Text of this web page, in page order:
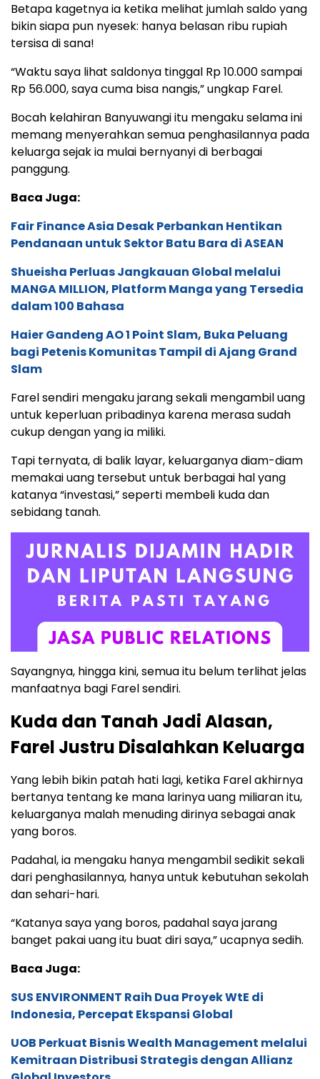
Betapa kagetnya ia ketika melihat jumlah saldo yang
bikin siapa pun nyesek: hanya belasan ribu rupiah
tersisa di sana!
“Waktu saya lihat saldonya tinggal Rp 10.000 sampai
Rp 56.000, saya cuma bisa nangis,” ungkap Farel.
Bocah kelahiran Banyuwangi itu mengaku selama ini
memang menyerahkan semua penghasilannya pada
keluarga sejak ia mulai bernyanyi di berbagai
panggung.
Baca Juga:
Fair Finance Asia Desak Perbankan Hentikan
Pendanaan untuk Sektor Batu Bara di ASEAN
Shueisha Perluas Jangkauan Global melalui
MANGA MILLION, Platform Manga yang Tersedia
dalam 100 Bahasa
Haier Gandeng AO 1 Point Slam, Buka Peluang
bagi Petenis Komunitas Tampil di Ajang Grand
Slam
Farel sendiri mengaku jarang sekali mengambil uang
untuk keperluan pribadinya karena merasa sudah
cukup dengan yang ia miliki.
Tapi ternyata, di balik layar, keluarganya diam-diam
memakai uang tersebut untuk berbagai hal yang
katanya “investasi,” seperti membeli kuda dan
sebidang tanah.
Sayangnya, hingga kini, semua itu belum terlihat jelas
manfaatnya bagi Farel sendiri.
Kuda dan Tanah Jadi Alasan,
Farel Justru Disalahkan Keluarga
Yang lebih bikin patah hati lagi, ketika Farel akhirnya
bertanya tentang ke mana larinya uang miliaran itu,
keluarganya malah menuding dirinya sebagai anak
yang boros.
Padahal, ia mengaku hanya mengambil sedikit sekali
dari penghasilannya, hanya untuk kebutuhan sekolah
dan sehari-hari.
“Katanya saya yang boros, padahal saya jarang
banget pakai uang itu buat diri saya,” ucapnya sedih.
Baca Juga:
SUS ENVIRONMENT Raih Dua Proyek WtE di
Indonesia, Percepat Ekspansi Global
UOB Perkuat Bisnis Wealth Management melalui
Kemitraan Distribusi Strategis dengan Allianz